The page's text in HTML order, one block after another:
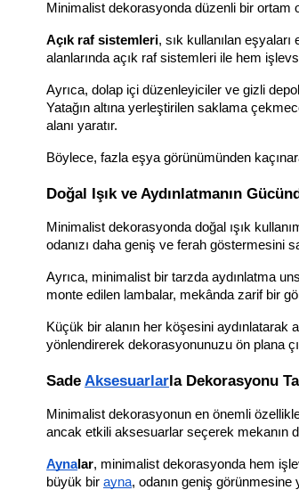
Minimalist dekorasyonda düzenli bir ortam
Açık raf sistemleri, sık kullanılan
alanlarında açık raf sistemleri ile hem
Ayrıca, dolap içi düzenleyiciler ve gizli
Yatağın altına yerleştirilen saklama
alanı yaratır.
Böylece, fazla eşya görünümünden
Doğal Işık ve Aydınlatmanın
Minimalist dekorasyonda doğal ışık
odanızı daha geniş ve ferah göstermesini
Ayrıca, minimalist bir tarzda aydınlatma
monte edilen lambalar, mekânda zarif bir
Küçük bir alanın her köşesini aydınlatarak
yönlendirerek dekorasyonunuzu ön plana
Sade Aksesuarlarla Dekorasyonu
Minimalist dekorasyonun en önemli
ancak etkili aksesuarlar seçerek mekanın
Aynalar, minimalist dekorasyonda hem
büyük bir ayna, odanın geniş görünmesine